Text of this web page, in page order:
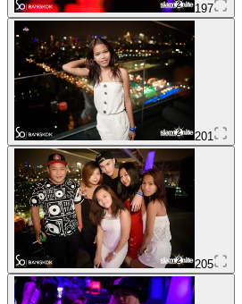
197
201
205